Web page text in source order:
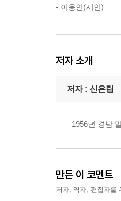
- 이응인(시인)
저자 소개
저자 : 신은립
1956년 경남
만든 이 코멘트
저자, 역자, 편집자를